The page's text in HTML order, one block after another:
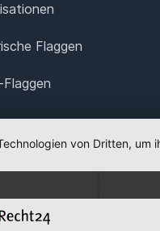
Flaggen
von Dritten,